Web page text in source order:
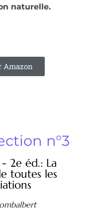
naturelle.
Amazon
n°3
2e éd.: La
toutes les